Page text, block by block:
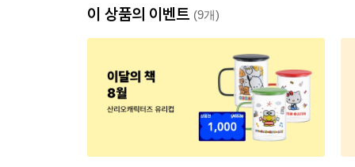
이 상품의 이벤트 (9개)